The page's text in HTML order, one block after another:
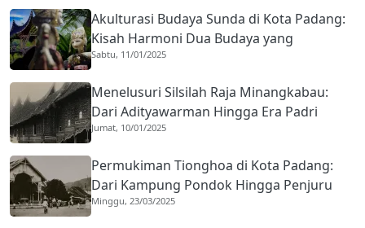
Akulturasi Budaya Sunda di Kota Padang:
Kisah Harmoni Dua Budaya yang
Mengakar Sejak 1959
Sabtu, 11/01/2025
Menelusuri Silsilah Raja Minangkabau:
Dari Adityawarman Hingga Era Padri
Jumat, 10/01/2025
Permukiman Tionghoa di Kota Padang:
Dari Kampung Pondok Hingga Penjuru
Kota
Minggu, 23/03/2025